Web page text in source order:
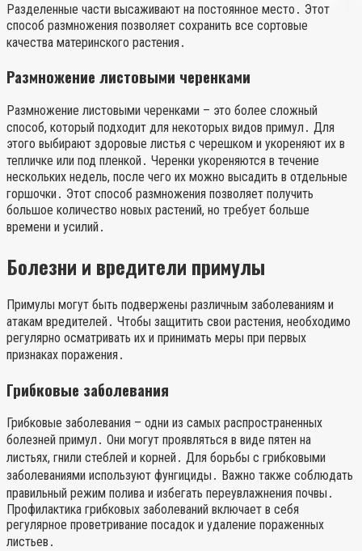
Разделенные части высаживают на постоянное место․ Этот
способ размножения позволяет сохранить все сортовые
качества материнского растения․
Размножение листовыми черенками
Размножение листовыми черенками – это более сложный
способ, который подходит для некоторых видов примул․ Для
этого выбирают здоровые листья с черешком и укореняют их в
тепличке или под пленкой․ Черенки укореняются в течение
нескольких недель, после чего их можно высадить в отдельные
горшочки․ Этот способ размножения позволяет получить
большое количество новых растений, но требует больше
времени и усилий․
Болезни и вредители примулы
Примулы могут быть подвержены различным заболеваниям и
атакам вредителей․ Чтобы защитить свои растения, необходимо
регулярно осматривать их и принимать меры при первых
признаках поражения․
Грибковые заболевания
Грибковые заболевания – одни из самых распространенных
болезней примул․ Они могут проявляться в виде пятен на
листьях, гнили стеблей и корней․ Для борьбы с грибковыми
заболеваниями используют фунгициды․ Важно также соблюдать
правильный режим полива и избегать переувлажнения почвы․
Профилактика грибковых заболеваний включает в себя
регулярное проветривание посадок и удаление пораженных
листьев․